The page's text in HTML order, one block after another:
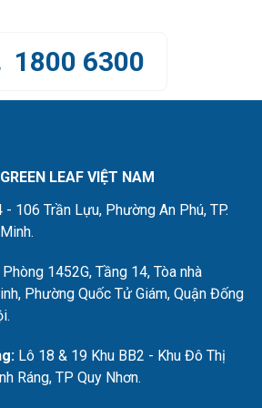
1800 6300
LEAF VIỆT NAM
- 106 Trần Lựu, Phường An Phú, TP.
Phòng 1452G, Tầng 14, Tòa nhà
Phường Quốc Tử Giám, Quận Đống
Lô 18 & 19 Khu BB2 - Khu Đô Thị
Ráng, TP Quy Nhơn.